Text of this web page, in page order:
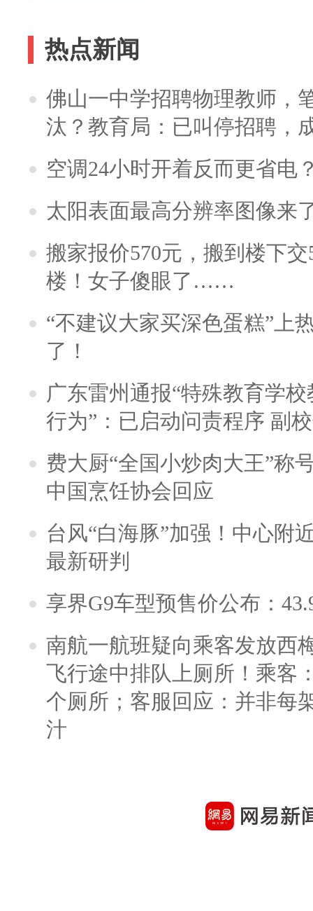
热点新闻
佛山一中学招聘物理教师，
汰？教育局：已叫停招聘，
空调24小时开着反而更省电
太阳表面最高分辨率图像来
搬家报价570元，搬到楼下
楼！女子傻眼了……
“不建议大家买深色蛋糕”上
了！
广东雷州通报“特殊教育学
行为”：已启动问责程序 副
费大厨“全国小炒肉大王”称
中国烹饪协会回应
台风“白海豚”加强！中心附
最新研判
享界G9车型预售价公布：
南航一航班疑向乘客发放西
飞行途中排队上厕所！乘客
个厕所；客服回应：并非每
汁